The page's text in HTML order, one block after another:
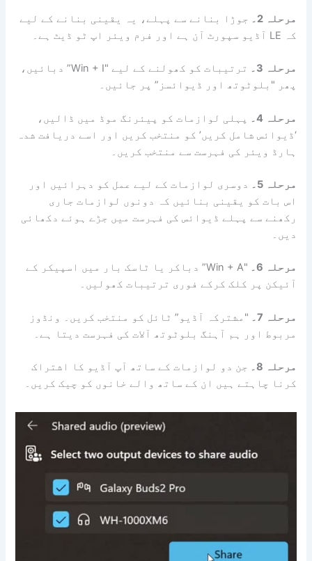
مرحلہ 2۔
جوڑا بنانے سے پہلے، یہ یقینی بنانے کے لیے
کہ LE آڈیو سپورٹ آن ہے اور فرم ویئر اپ ٹو ڈیٹ ہے۔
مرحلہ 3۔
ترتیبات کو کھولنے کے لیے "Win + I” دبائیں،
پھر "بلوٹوتھ اور ڈیوائسز” پر جائیں۔
مرحلہ 4۔
پہلی لوازمات کو پیئرنگ موڈ میں ڈالیں،
‘ڈیوائس شامل کریں’ کو منتخب کریں اور اسے دریافت شدہ
ہارڈ ویئر کی فہرست سے منتخب کریں۔
مرحلہ 5۔
دوسری لوازمات کے لیے عمل کو دہرائیں اور
اس بات کو یقینی بنائیں کہ دونوں لوازمات جاری
رکھنے سے پہلے ڈیوائس کی فہرست میں جڑے ہوئے دکھائی
دیں۔
مرحلہ 6۔
"Win + A” دباکر یا ٹاسک بار میں اسپیکر کے
آئیکن پر کلک کرکے فوری ترتیبات کھولیں۔
مرحلہ 7۔
"مشترکہ آڈیو” ٹائل کو منتخب کریں۔ ونڈوز
مربوط اور ہم آہنگ بلوٹوتھ آلات کی فہرست دیتا ہے۔
مرحلہ 8۔
جن دو لوازمات کے ساتھ آپ آڈیو کا اشتراک
کرنا چاہتے ہیں ان کے ساتھ والے خانوں کو چیک کریں۔